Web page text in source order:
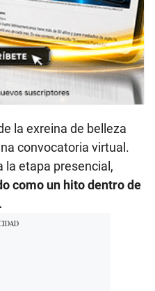
la exreina de belleza
convocatoria virtual.
la etapa presencial,
como un hito dentro de